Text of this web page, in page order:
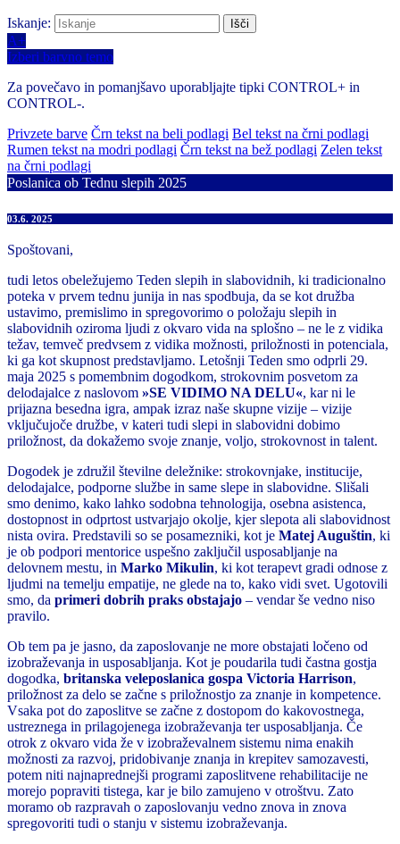
Iskanje:
A+
Izberi barvno temo
Za povečavo in pomanjšavo uporabljajte tipki CONTROL+ in
CONTROL-.
Privzete barve Črn tekst na beli podlagi Bel tekst na črni podlagi
Rumen tekst na modri podlagi Črn tekst na bež podlagi Zelen tekst
na črni podlagi
Poslanica ob Tednu slepih 2025
03.6. 2025
Spoštovani,
tudi letos obeležujemo Teden slepih in slabovidnih, ki tradicionalno
poteka v prvem tednu junija in nas spodbuja, da se kot družba
ustavimo, premislimo in spregovorimo o položaju slepih in
slabovidnih oziroma ljudi z okvaro vida na splošno – ne le z vidika
težav, temveč predvsem z vidika možnosti, priložnosti in potenciala,
ki ga kot skupnost predstavljamo. Letošnji Teden smo odprli 29.
maja 2025 s pomembnim dogodkom, strokovnim posvetom za
delodajalce z naslovom »SE VIDIMO NA DELU«, kar ni le
prijazna besedna igra, ampak izraz naše skupne vizije – vizije
vključujoče družbe, v kateri tudi slepi in slabovidni dobimo
priložnost, da dokažemo svoje znanje, voljo, strokovnost in talent.
Dogodek je združil številne deležnike: strokovnjake, institucije,
delodajalce, podporne službe in same slepe in slabovidne. Slišali
smo denimo, kako lahko sodobna tehnologija, osebna asistenca,
dostopnost in odprtost ustvarjajo okolje, kjer slepota ali slabovidnost
nista ovira. Predstavili so se posamezniki, kot je Matej Auguštin, ki
je ob podpori mentorice uspešno zaključil usposabljanje na
delovnem mestu, in Marko Mikulin, ki kot terapevt gradi odnose z
ljudmi na temelju empatije, ne glede na to, kako vidi svet. Ugotovili
smo, da primeri dobrih praks obstajajo – vendar še vedno niso
pravilo.
Ob tem pa je jasno, da zaposlovanje ne more obstajati ločeno od
izobraževanja in usposabljanja. Kot je poudarila tudi častna gostja
dogodka, britanska veleposlanica gospa Victoria Harrison,
priložnost za delo se začne s priložnostjo za znanje in kompetence.
Vsaka pot do zaposlitve se začne z dostopom do kakovostnega,
ustreznega in prilagojenega izobraževanja ter usposabljanja. Če
otrok z okvaro vida že v izobraževalnem sistemu nima enakih
možnosti za razvoj, pridobivanje znanja in krepitev samozavesti,
potem niti najnaprednejši programi zaposlitvene rehabilitacije ne
morejo popraviti tistega, kar je bilo zamujeno v otroštvu. Zato
moramo ob razpravah o zaposlovanju vedno znova in znova
spregovoriti tudi o stanju v sistemu izobraževanja.